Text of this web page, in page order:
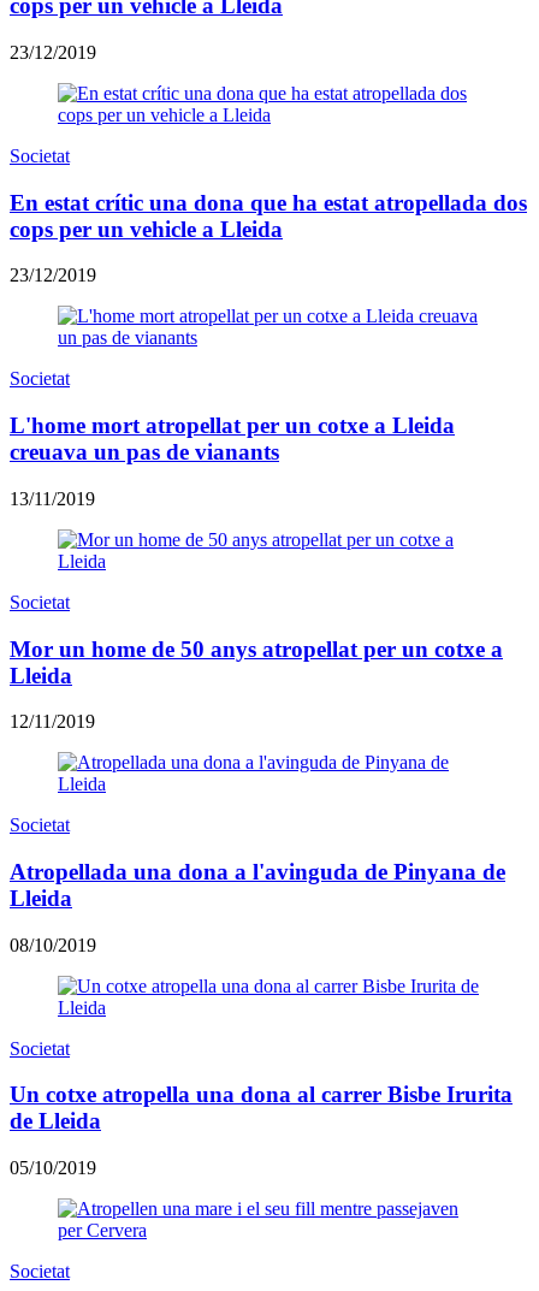
cops per un vehicle a Lleida
23/12/2019
Societat
En estat crític una dona que ha estat atropellada dos
cops per un vehicle a Lleida
23/12/2019
Societat
L'home mort atropellat per un cotxe a Lleida
creuava un pas de vianants
13/11/2019
Societat
Mor un home de 50 anys atropellat per un cotxe a
Lleida
12/11/2019
Societat
Atropellada una dona a l'avinguda de Pinyana de
Lleida
08/10/2019
Societat
Un cotxe atropella una dona al carrer Bisbe Irurita
de Lleida
05/10/2019
Societat